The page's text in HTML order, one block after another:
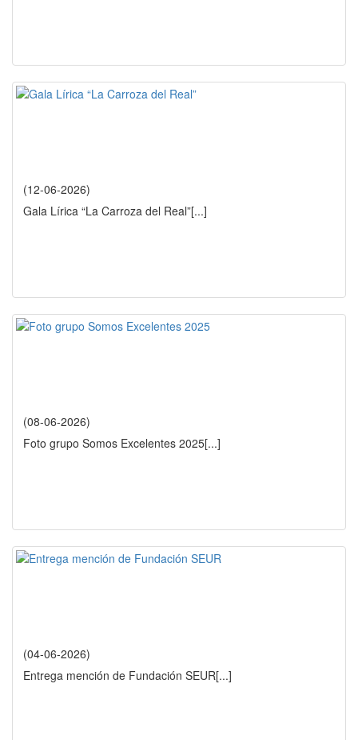
(12-06-2026)
Gala Lírica “La Carroza del Real”[...]
(08-06-2026)
Foto grupo Somos Excelentes 2025[...]
(04-06-2026)
Entrega mención de Fundación SEUR[...]